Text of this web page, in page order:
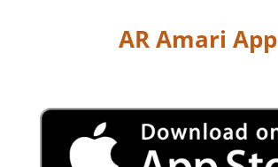
AR Amari App